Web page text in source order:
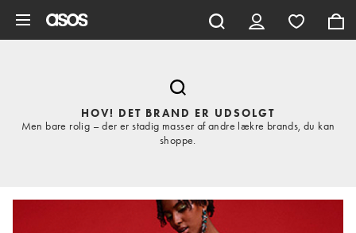
HOV! DET BRAND ER UDSOLGT
Men bare rolig – der er stadig masser af andre lækre brands, du kan
shoppe.